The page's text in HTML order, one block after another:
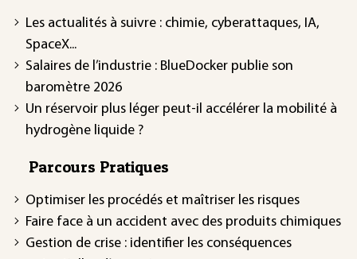
Les actualités à suivre : chimie, cyberattaques, IA,
SpaceX...
Salaires de l’industrie : BlueDocker publie son
baromètre 2026
Un réservoir plus léger peut-il accélérer la mobilité à
hydrogène liquide ?
Parcours Pratiques
Optimiser les procédés et maîtriser les risques
Faire face à un accident avec des produits chimiques
Gestion de crise : identifier les conséquences